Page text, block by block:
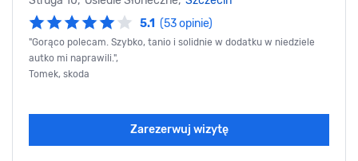
5.1 (53 opinie)
"Gorąco polecam. Szybko, tanio i solidnie w dodatku w niedziele
autko mi naprawili.",
Tomek, skoda
Zarezerwuj wizytę